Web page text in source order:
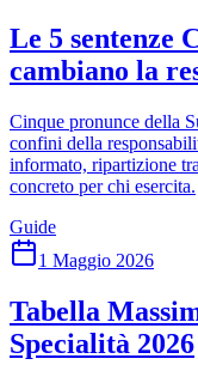
Le 5 sentenze
cambiano la
Cinque pronunce della
confini della
informato, ripartizione
concreto per chi esercita.
Guide
1 Maggio 2026
Tabella
Specialità 2026